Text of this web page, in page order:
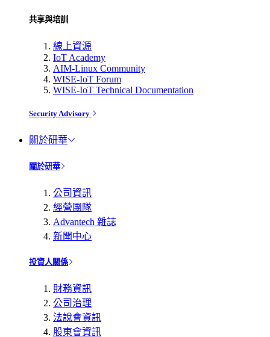
共享與培訓
線上資源
IoT Academy
AIM-Linux Community
WISE-IoT Forum
WISE-IoT Technical Documentation
Security Advisory
關於研華
關於研華
公司資訊
經營團隊
Advantech 雜誌
新聞中心
投資人關係
財務資訊
公司治理
法說會資訊
股東會資訊